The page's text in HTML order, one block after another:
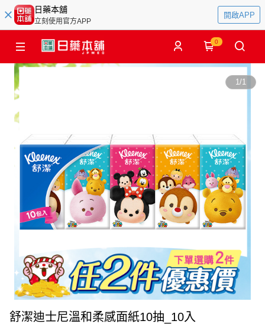
日藥本舖
立刻使用官方APP
開啟APP
0
1/1
舒潔迪士尼溫和柔感面紙10抽_10入